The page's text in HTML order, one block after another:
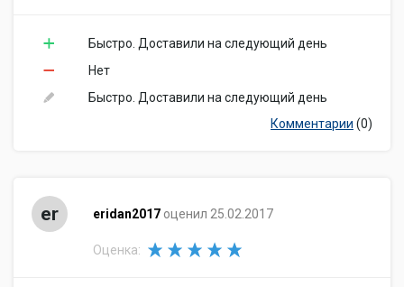
Быстро. Доставили на следующий день
Нет
Быстро. Доставили на следующий день
Комментарии (0)
er eridan2017 оценил 25.02.2017
Оценка: